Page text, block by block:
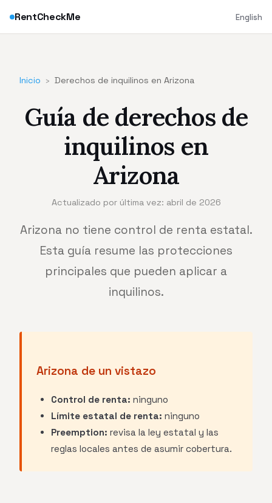
RentCheckMe English
Inicio › Derechos de inquilinos en Arizona
Guía de derechos de
inquilinos en
Arizona
Actualizado por última vez: abril de 2026
Arizona no tiene control de renta estatal.
Esta guía resume las protecciones
principales que pueden aplicar a
inquilinos.
Arizona de un vistazo
Control de renta: ninguno
Límite estatal de renta: ninguno
Preemption: revisa la ley estatal y las
reglas locales antes de asumir cobertura.